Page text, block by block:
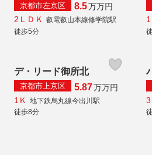
京都市左京区 8.5万万円
2ＬＤＫ 叡電叡山本線修学院駅
徒歩5分
デ・リード御所北
京都市上京区 5.87万万円
1Ｋ
地下鉄烏丸線今出川駅
徒歩8分
3